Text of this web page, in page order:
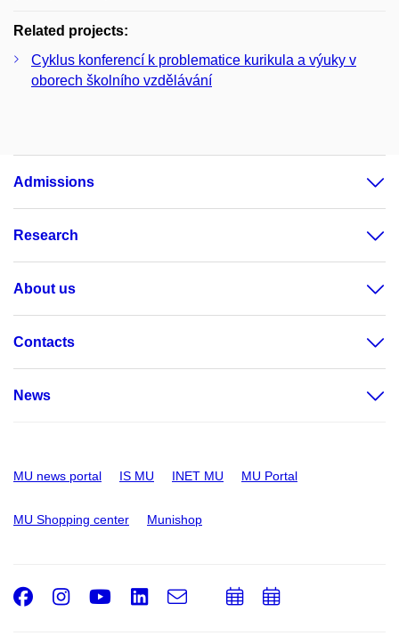
Related projects:
Cyklus konferencí k problematice kurikula a výuky v
oborech školního vzdělávání
Admissions
Research
About us
Contacts
News
MU news portal IS MU INET MU MU Portal
MU Shopping center Munishop
Facebook
Instagram
Youtube
LinkedIn
e-
AddAdd